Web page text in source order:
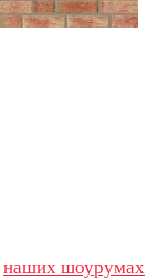
наших шоурумах